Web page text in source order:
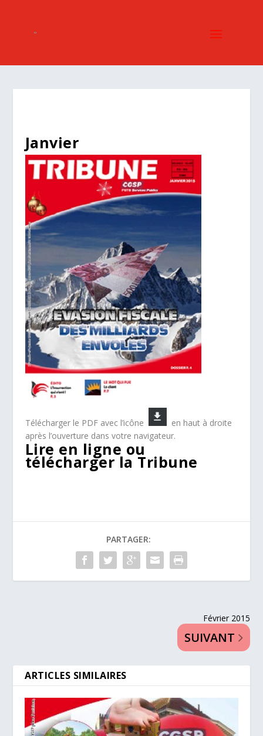
Janvier
Télécharger le PDF avec l’icône
en haut à droite
après l’ouverture dans votre navigateur.
Lire en ligne ou
télécharger la Tribune
PARTAGER:
Février 2015
SUIVANT
ARTICLES SIMILAIRES